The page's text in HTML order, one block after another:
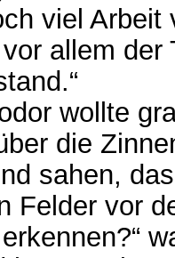
viel
allem
wollte
die
sahen,
Felder vor